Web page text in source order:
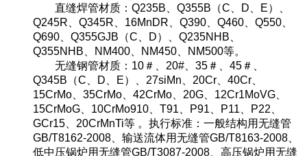
直缝焊管材质：Q235B、Q355B（C、D、E）、
Q245R、Q345R、16MnDR、Q390、Q460、Q550、
Q690、Q355GJB（C、D）、Q235NHB、
Q355NHB、NM400、NM450、NM500等。
无缝钢管材质：10＃、20#、35＃、45＃、
Q345B（C、D、E）、27siMn、20Cr、40Cr、
15CrMo、35CrMo、42CrMo、20G、12Cr1MoVG、
15CrMoG、10CrMo910、T91、P91、P11、P22、
GCr15、20CrMnTi等 。执行标准：一般结构用无缝管
GB/T8162-2008、输送流体用无缝管GB/T8163-2008、
低中压锅炉用无缝管GB/T3087-2008、高压锅炉用无缝